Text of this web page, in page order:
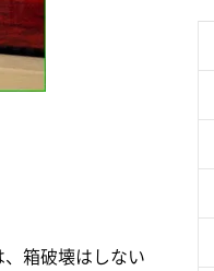
箱破壊はしない